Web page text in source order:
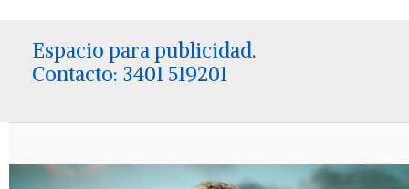
Espacio para publicidad.
Contacto: 3401 519201